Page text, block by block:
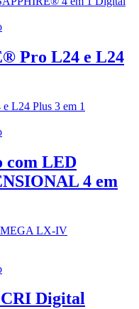
Pro L24 e L24
com LED
4 em
Digital